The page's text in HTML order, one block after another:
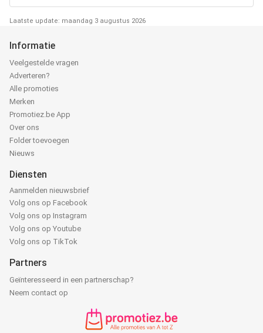
Laatste update: maandag 3 augustus 2026
Informatie
Veelgestelde vragen
Adverteren?
Alle promoties
Merken
Promotiez.be App
Over ons
Folder toevoegen
Nieuws
Diensten
Aanmelden nieuwsbrief
Volg ons op Facebook
Volg ons op Instagram
Volg ons op Youtube
Volg ons op TikTok
Partners
Geïnteresseerd in een partnerschap?
Neem contact op